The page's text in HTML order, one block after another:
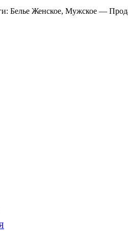
Белье Женское, Мужское —